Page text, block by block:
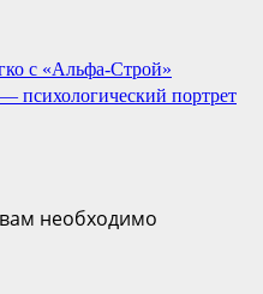
с «Альфа-Строй»
психологический портрет
необходимо